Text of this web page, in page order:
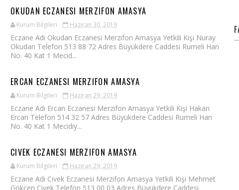
OKUDAN ECZANESI MERZIFON AMASYA
Kurum Bilgileri Haziran 30, 2019
Eczane Adı Okudan Eczanesi Merzifon Amasya Yetkili Kişi Nuray
Okudan Telefon 513 88 72 Adres Büyükdere Caddesi Rumeli Han
No. 40 Kat 1 Mecid...
ERCAN ECZANESI MERZIFON AMASYA
Kurum Bilgileri Haziran 29, 2019
Eczane Adı Ercan Eczanesi Merzifon Amasya Yetkili Kişi Hakan
Ercan Telefon 514 32 57 Adres Büyükdere Caddesi Rumeli Han
No. 40 Kat 1 Mecidiy...
CIVEK ECZANESI MERZIFON AMASYA
Kurum Bilgileri Haziran 29, 2019
Eczane Adı Civek Eczanesi Merzifon Amasya Yetkili Kişi Mehmet
Gökçen Civek Telefon 513 00 03 Adres Büyükdere Caddesi